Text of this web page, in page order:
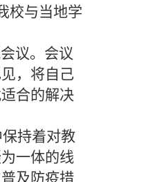
校与当地学
议。会议
，将自己
合的解决
持着对教
一体的线
及防疫措